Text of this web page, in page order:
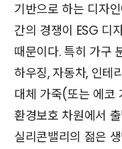
기반으로 하는 디자
간의 경쟁이 ESG 디
때문이다. 특히 가구
하우징, 자동차, 인테
대체 가죽(또는 에코
환경보호 차원에서
실리콘밸리의 젊은